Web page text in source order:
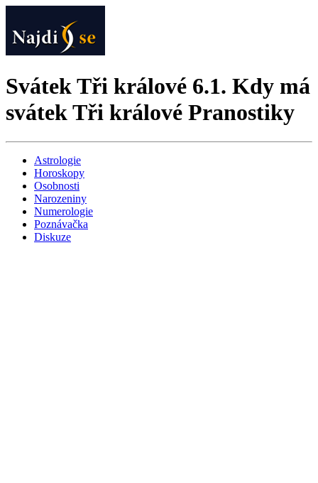
Svátek Tři králové 6.1. Kdy má
svátek Tři králové Pranostiky
Astrologie
Horoskopy
Osobnosti
Narozeniny
Numerologie
Poznávačka
Diskuze